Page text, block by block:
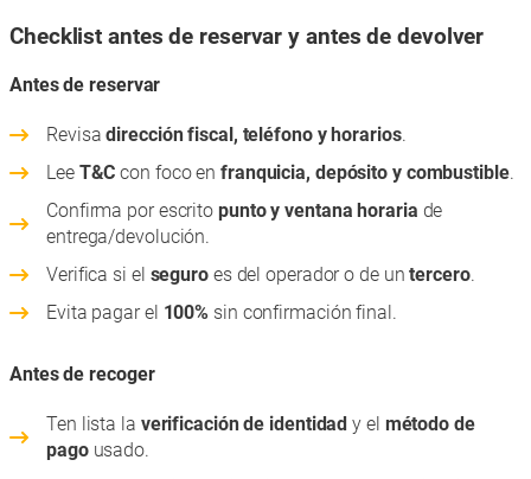
Checklist antes de reservar y antes de devolver
Antes de reservar
Revisadirección fiscal, teléfono y horarios.
Lee T&C con foco enfranquicia, depósito y combustible.
Confirma por escrito punto y ventana horaria de
entrega/devolución.
Verifica si el seguroes del operador o de untercero.
Evita pagar el 100% sin confirmación final.
Antes de recoger
Ten lista la verificación de identidad y el método de
pagousado.